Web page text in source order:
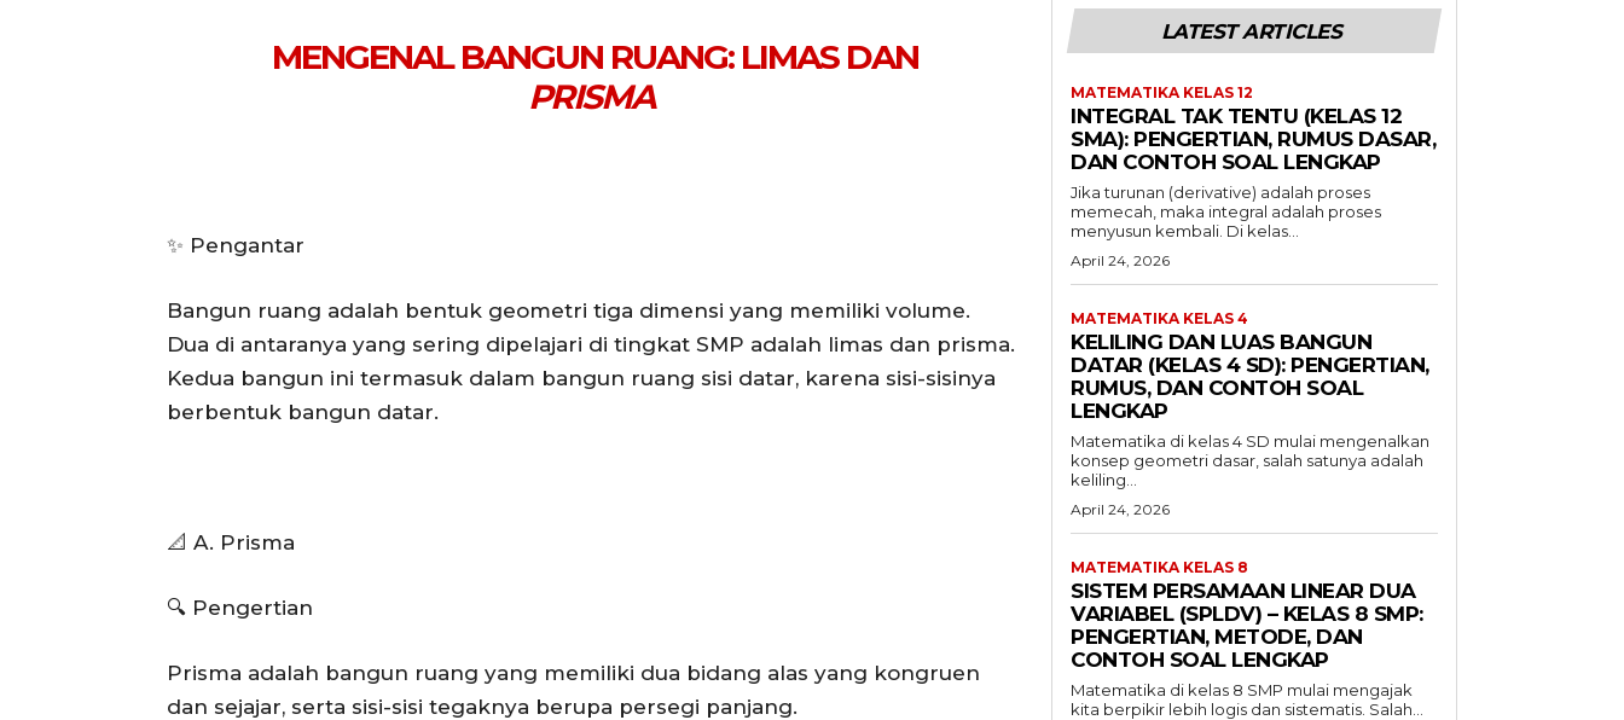
MENGENAL BANGUN RUANG: LIMAS DAN
PRISMA
✨ Pengantar
Bangun ruang adalah bentuk geometri tiga dimensi yang memiliki volume.
Dua di antaranya yang sering dipelajari di tingkat SMP adalah limas dan prisma.
Kedua bangun ini termasuk dalam bangun ruang sisi datar, karena sisi-sisinya
berbentuk bangun datar.
📐 A. Prisma
🔍 Pengertian
Prisma adalah bangun ruang yang memiliki dua bidang alas yang kongruen
dan sejajar, serta sisi-sisi tegaknya berupa persegi panjang.
LATEST ARTICLES
MATEMATIKA KELAS 12
INTEGRAL TAK TENTU (KELAS 12
SMA): PENGERTIAN, RUMUS DASAR,
DAN CONTOH SOAL LENGKAP
Jika turunan (derivative) adalah proses
memecah, maka integral adalah proses
menyusun kembali. Di kelas...
April 24, 2026
MATEMATIKA KELAS 4
KELILING DAN LUAS BANGUN
DATAR (KELAS 4 SD): PENGERTIAN,
RUMUS, DAN CONTOH SOAL
LENGKAP
Matematika di kelas 4 SD mulai mengenalkan
konsep geometri dasar, salah satunya adalah
keliling...
April 24, 2026
MATEMATIKA KELAS 8
SISTEM PERSAMAAN LINEAR DUA
VARIABEL (SPLDV) – KELAS 8 SMP:
PENGERTIAN, METODE, DAN
CONTOH SOAL LENGKAP
Matematika di kelas 8 SMP mulai mengajak
kita berpikir lebih logis dan sistematis. Salah...